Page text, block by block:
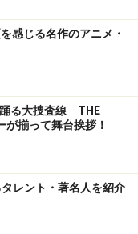
感じる名作のアニメ・
踊る大捜査線 THE
揃って舞台挨拶！
レント・著名人を紹介